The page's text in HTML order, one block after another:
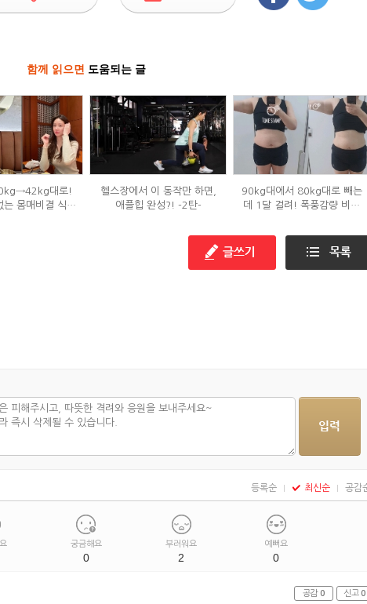
함께 읽으면 도움되는 글
대로!
는 몸매비결 식단
헬스장에서 이 동작만 하면,
애플힙 완성?! -2탄-
90kg대에서 80kg대로 빼는
데 1달 걸려! 폭풍감량 비결
등록순 최신순 공감
궁금해요
0
부러워요
2
예뻐요
0
공감 0 신고 0